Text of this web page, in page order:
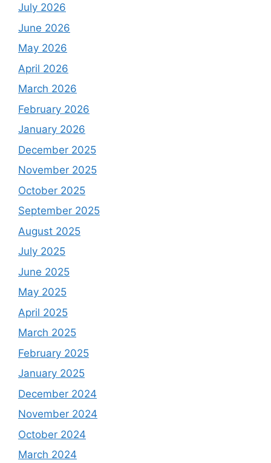
July 2026
June 2026
May 2026
April 2026
March 2026
February 2026
January 2026
December 2025
November 2025
October 2025
September 2025
August 2025
July 2025
June 2025
May 2025
April 2025
March 2025
February 2025
January 2025
December 2024
November 2024
October 2024
March 2024